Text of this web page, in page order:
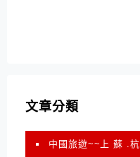
文章分類
中國旅遊~~上 蘇 .杭